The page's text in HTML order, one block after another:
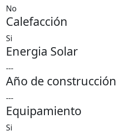
No
Calefacción
Si
Energia Solar
---
Año de construcción
---
Equipamiento
Si